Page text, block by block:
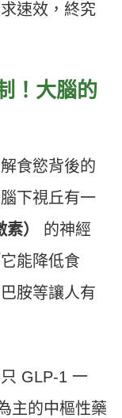
速效，終究
！大腦的
食慾背後的
下視丘有一
）
的神經
能降低食
胺等讓人有
GLP-1 一
主的中樞性藥